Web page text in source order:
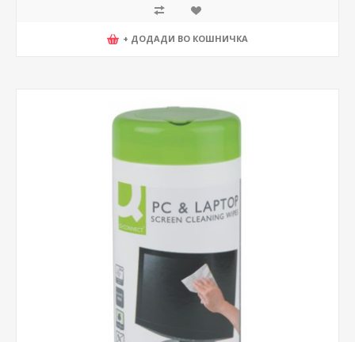
+ ДОДАДИ ВО КОШНИЧКА